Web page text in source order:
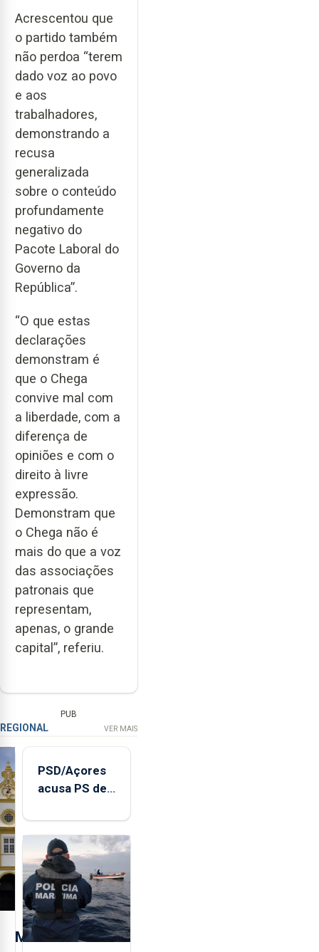
Acrescentou que
o partido também
não perdoa “terem
dado voz ao povo
e aos
trabalhadores,
demonstrando a
recusa
generalizada
sobre o conteúdo
profundamente
negativo do
Pacote Laboral do
Governo da
República”.
“O que estas
declarações
demonstram é
que o Chega
convive mal com
a liberdade, com a
diferença de
opiniões e com o
direito à livre
expressão.
Demonstram que
o Chega não é
mais do que a voz
das associações
patronais que
representam,
apenas, o grande
capital”, referiu.
PUB
REGIONAL VER MAIS
M
PSD/Açores
acusa PS de
contraditória"
sobre
evolução
turística